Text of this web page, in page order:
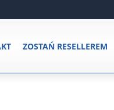
ZOSTAŃ RESELLEREM